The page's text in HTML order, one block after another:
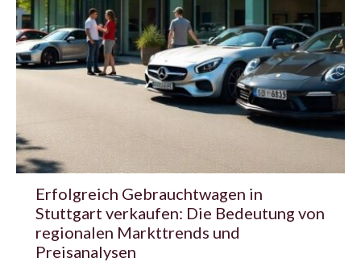
Erfolgreich Gebrauchtwagen in
Stuttgart verkaufen: Die Bedeutung von
regionalen Markttrends und
Preisanalysen